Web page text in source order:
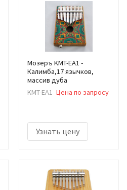
Мозеръ KMT-EA1 -
Калимба,17 язычков,
массив дуба
KMT-EA1 Цена по запросу
Узнать цену